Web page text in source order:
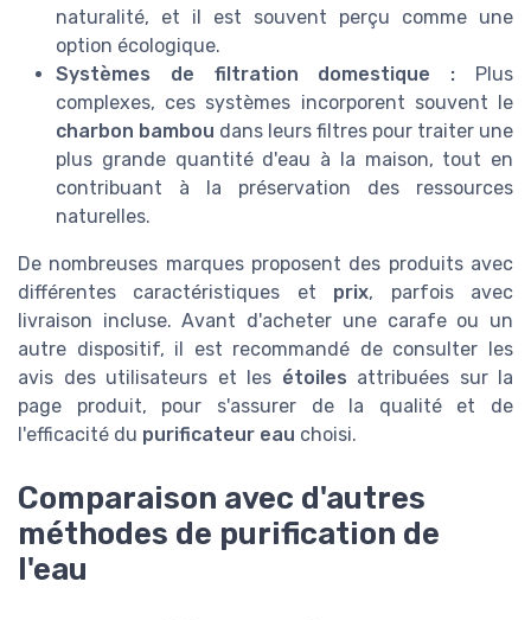
naturalité, et il est souvent perçu comme une
option écologique.
Systèmes de filtration domestique : Plus
complexes, ces systèmes incorporent souvent le
charbon bambou dans leurs filtres pour traiter une
plus grande quantité d'eau à la maison, tout en
contribuant à la préservation des ressources
naturelles.
De nombreuses marques proposent des produits avec
différentes caractéristiques et prix, parfois avec
livraison incluse. Avant d'acheter une carafe ou un
autre dispositif, il est recommandé de consulter les
avis des utilisateurs et les étoiles attribuées sur la
page produit, pour s'assurer de la qualité et de
l'efficacité du purificateur eau choisi.
Comparaison avec d'autres
méthodes de purification de
l'eau